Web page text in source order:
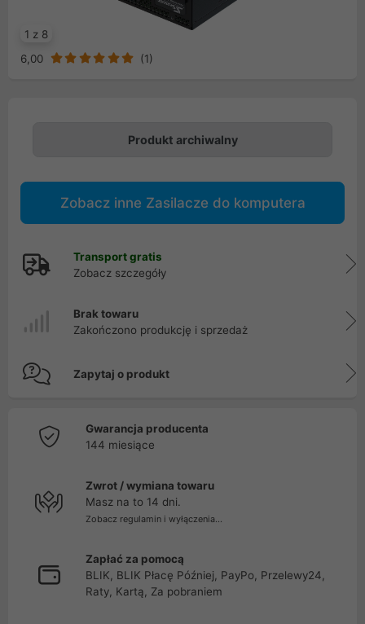
1 z 8
6,00 (1)
Produkt archiwalny
Zobacz inne Zasilacze do komputera
Transport gratis
Zobacz szczegóły
Brak towaru
Zakończono produkcję i sprzedaż
Zapytaj o produkt
Gwarancja producenta
144 miesiące
Zwrot / wymiana towaru
Masz na to 14 dni.
Zobacz regulamin i wyłączenia...
Zapłać za pomocą
BLIK, BLIK Płacę Później, PayPo, Przelewy24,
Raty, Kartą, Za pobraniem